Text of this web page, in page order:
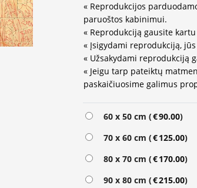
« Reprodukcijos
paruoštos kabinimui.
« Reprodukciją gausite
« Įsigydami reprodukciją,
« Užsakydami reprodukciją
« Jeigu tarp pateiktų
paskaičiuosime galimus
60 x 50 cm (€90.00)
70 x 60 cm (€125.00)
80 x 70 cm (€170.00)
90 x 80 cm (€215.00)
Alternative: